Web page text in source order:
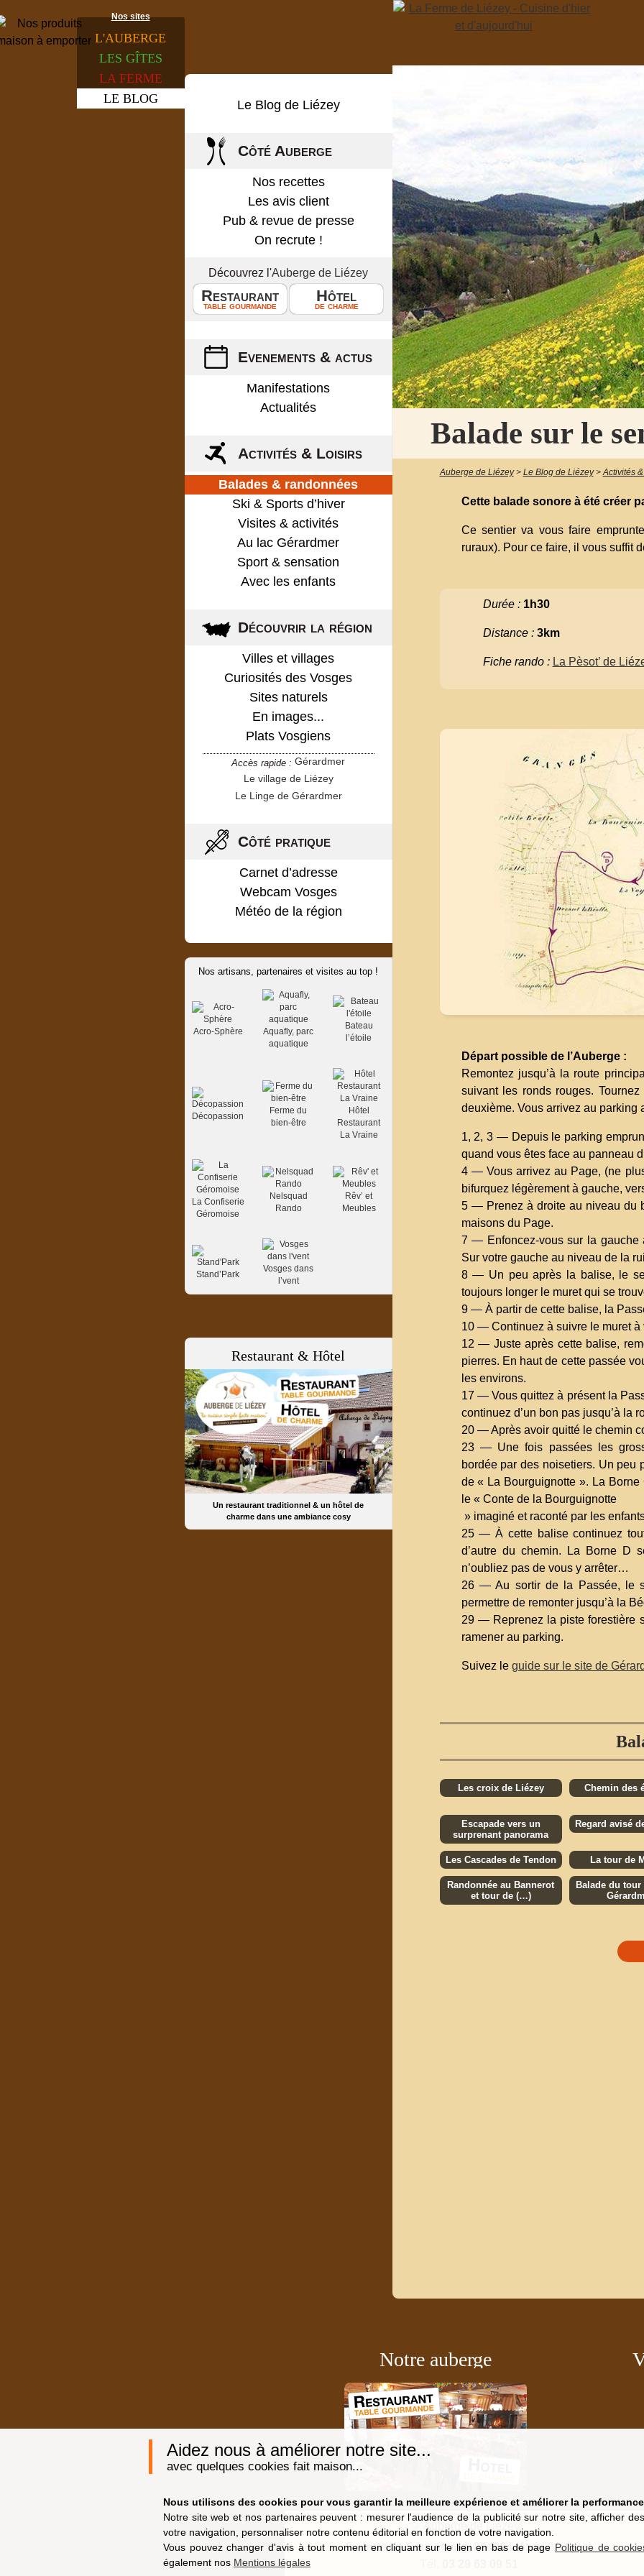
Aidez nous à améliorer notre site...
avec quelques cookies fait maison...
Nous utilisons des cookies pour vous garantir la meilleure expérience et améliorer la
Notre site web et nos partenaires peuvent : mesurer l'audience de la publicité sur notre site, afficher
votre navigation, personnaliser notre contenu éditorial en fonction de votre navigation.
Vous pouvez changer d'avis à tout moment en cliquant sur le lien en bas de page Politique de
également nos Mentions légales
Nos sites
L'AUBERGE
LES GÎTES
LA FERME
LE BLOG Le Blog de Liézey
Côté Auberge
Nos recettes
Les avis client
Pub & revue de presse
On recrute !
Découvrez l'Auberge de Liézey
Restaurant
table gourmande
Hôtel
de charme
Evenements & actus
Manifestations
Actualités
Activités & Loisirs
Balades & randonnées
Ski & Sports d’hiver
Visites & activités
Au lac Gérardmer
Sport & sensation
Avec les enfants
Découvrir la région
Villes et villages
Curiosités des Vosges
Sites naturels
En images...
Plats Vosgiens
Accès rapide : Gérardmer
Le village de Liézey
Le Linge de Gérardmer
Côté pratique
Carnet d’adresse
Webcam Vosges
Météo de la région
Nos artisans, partenaires et visites au top !
Acro-Sphère
Aquafly, parc
aquatique
Bateau
l’étoile
Décopassion
Ferme du
bien-être
Hôtel
Restaurant
La Vraine
La Confiserie
Géromoise
Nelsquad
Rando
Rêv’ et
Meubles
Stand’Park
Vosges dans
l’vent
Restaurant & Hôtel
Un restaurant traditionnel & un hôtel de
charme dans une ambiance cosy
Balade sur le
Auberge de Liézey > Le Blog de Liézey >Activités
Cette balade sonore à été créer
Ce sentier va vous faire
ruraux). Pour ce faire, il vous suffit
Durée : 1h30
Distance : 3km
Fiche rando : La Pèsot’ de
Départ possible de l’Auberge :
Remontez jusqu’à la route
suivant les ronds rouges.
deuxième. Vous arrivez au parking
1, 2, 3 — Depuis le parking
quand vous êtes face au panneau
4 — Vous arrivez au Page, (ne
bifurquez légèrement à gauche,
5 — Prenez à droite au niveau du
maisons du Page.
7 — Enfoncez-vous sur la gauche
Sur votre gauche au niveau de la
8 — Un peu après la balise, le
toujours longer le muret qui se
9 — À partir de cette balise, la
10 — Continuez à suivre le muret à
12 — Juste après cette balise,
pierres. En haut de cette passée
les environs.
17 — Vous quittez à présent la
continuez d’un bon pas jusqu’à la
20 — Après avoir quitté le chemin
23 — Une fois passées les
bordée par des noisetiers. Un peu
de « La Bourguignotte ». La
le « Conte de la Bourguignotte
» imaginé et raconté par les
25 — À cette balise continuez
d’autre du chemin. La Borne D
n’oubliez pas de vous y arrêter…
26 — Au sortir de la Passée, le
permettre de remonter jusqu’à la
29 — Reprenez la piste forestière
ramener au parking.
Suivez le guide sur le site de
Les croix de Liézey Chemin des
Escapade vers un
surprenant panorama
Regard avisé
Les Cascades de Tendon La tour de
Randonnée au Bannerot
et tour de (…)
Balade du
Notre auberge
9, route de Saucefaing, 88400 Liézey(Vosges)